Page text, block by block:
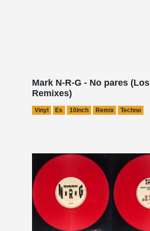
Mark N-R-G - No pares (Los
Remixes)
Vinyl Es 10inch Remix Techno